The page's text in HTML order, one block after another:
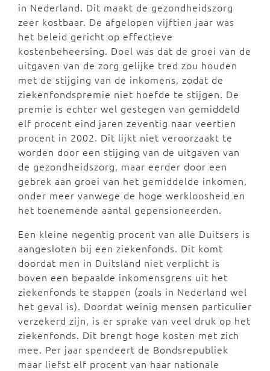
in Nederland. Dit maakt de gezondheidszorg
zeer kostbaar. De afgelopen vijftien jaar was
het beleid gericht op effectieve
kostenbeheersing. Doel was dat de groei van de
uitgaven van de zorg gelijke tred zou houden
met de stijging van de inkomens, zodat de
ziekenfondspremie niet hoefde te stijgen. De
premie is echter wel gestegen van gemiddeld
elf procent eind jaren zeventig naar veertien
procent in 2002. Dit lijkt niet veroorzaakt te
worden door een stijging van de uitgaven van
de gezondheidszorg, maar eerder door een
gebrek aan groei van het gemiddelde inkomen,
onder meer vanwege de hoge werkloosheid en
het toenemende aantal gepensioneerden.
Een kleine negentig procent van alle Duitsers is
aangesloten bij een ziekenfonds. Dit komt
doordat men in Duitsland niet verplicht is
boven een bepaalde inkomensgrens uit het
ziekenfonds te stappen (zoals in Nederland wel
het geval is). Doordat weinig mensen particulier
verzekerd zijn, is er sprake van veel druk op het
ziekenfonds. Dit brengt hoge kosten met zich
mee. Per jaar spendeert de Bondsrepubliek
maar liefst elf procent van haar nationale